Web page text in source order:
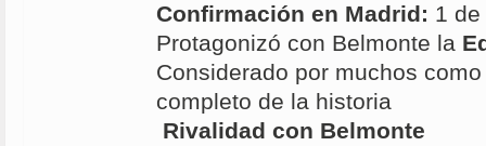
Confirmación en Madrid: 1
Protagonizó con Belmonte la
Considerado por muchos
completo de la historia
Rivalidad con Belmonte